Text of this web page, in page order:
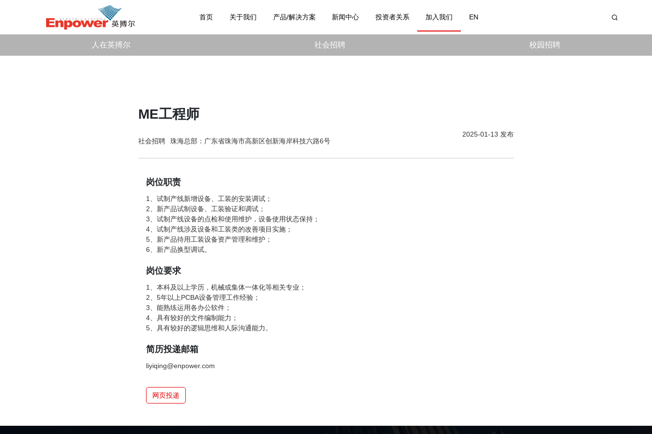
首页 关于我们 产品/解决方案 新闻中心 投资者关系 加入我们 EN
人在英搏尔 社会招聘 校园招聘
ME工程师
社会招聘 珠海总部：广东省珠海市高新区创新海岸科技六路6号
2025-01-13 发布
岗位职责
1、试制产线新增设备、工装的安装调试；
2、新产品试制设备、工装验证和调试；
3、试制产线设备的点检和使用维护，设备使用状态保持；
4、试制产线涉及设备和工装类的改善项目实施；
5、新产品待用工装设备资产管理和维护；
6、新产品换型调试。
岗位要求
1、本科及以上学历，机械或集体一体化等相关专业；
2、5年以上PCBA设备管理工作经验；
3、能熟练运用各办公软件；
4、具有较好的文件编制能力；
5、具有较好的逻辑思维和人际沟通能力。
简历投递邮箱
liyiqing@enpower.com
网页投递